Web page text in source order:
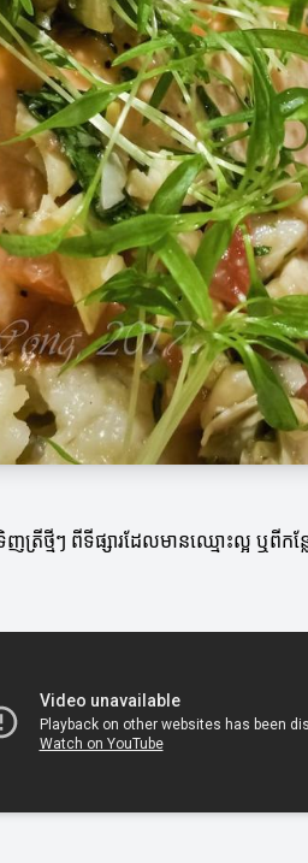
ត្រីថ្មីៗ ពីទីផ្សារដែលមានឈ្មោះល្អ ឬពី